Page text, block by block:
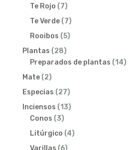
Te Rojo 77
productos
Te Verde 77
productos
Rooibos 55
Plantas 2828
productos
Preparados de plantas 1414
Mate 22
productos
Especias 2727
productos
Inciensos 1313
Conos 33
productos
Litúrgico 44
Varillas 66